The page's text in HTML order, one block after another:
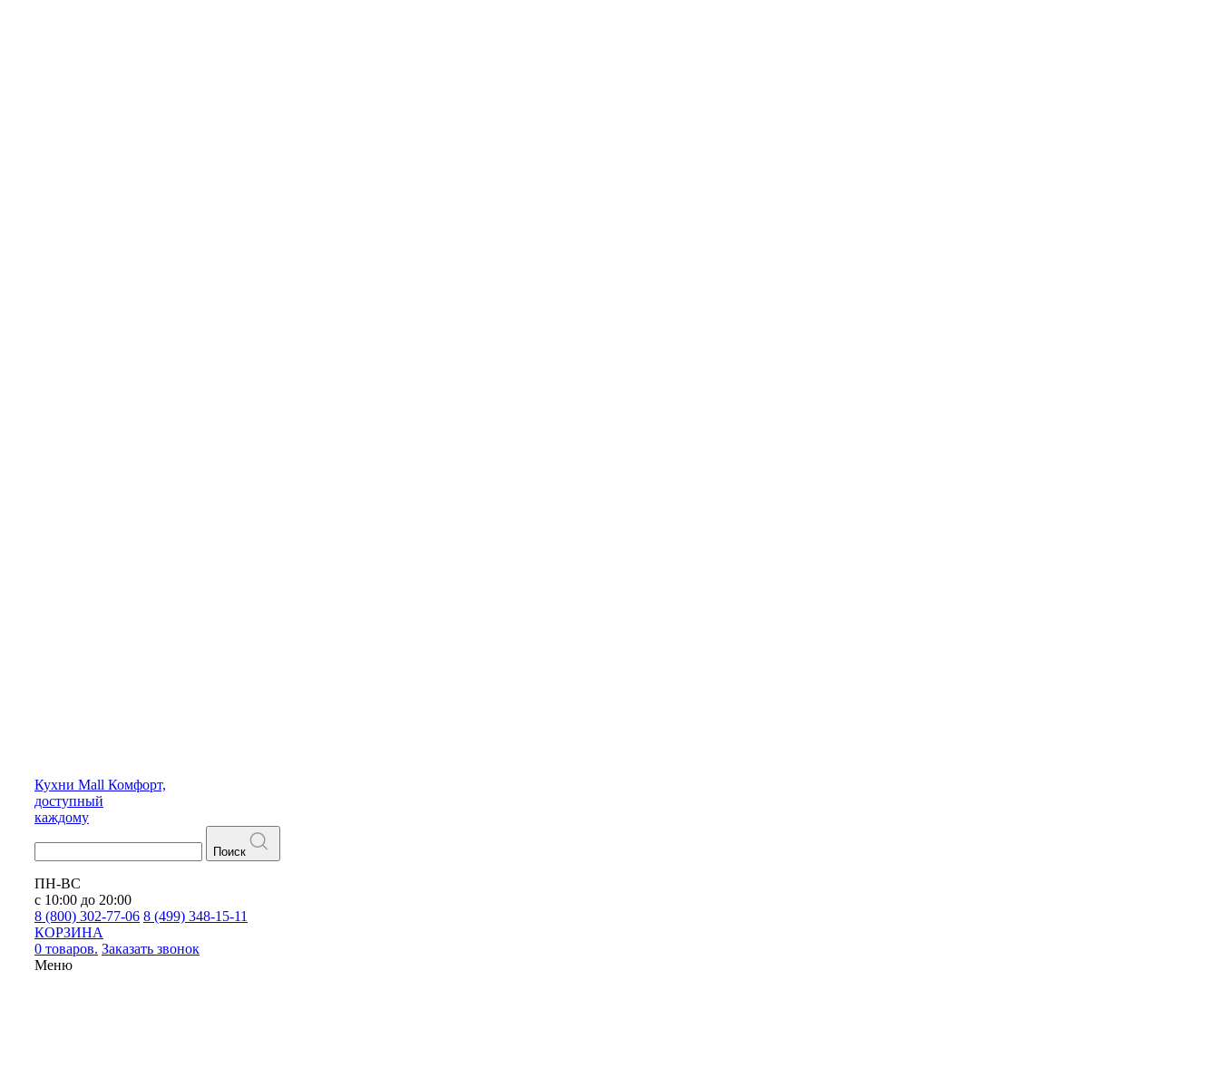
Кухни Mall Комфорт,
доступный
каждому
Поиск
ПН-ВС
с 10:00 до 20:00
8 (800) 302-77-06 8 (499) 348-15-11
КОРЗИНА
0 товаров. Заказать звонок
Меню